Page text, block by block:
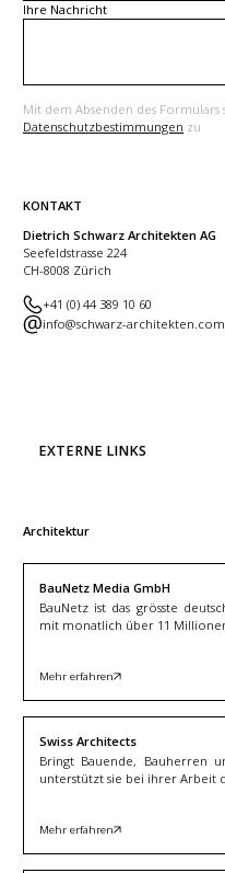
Ihre Nachricht
Mit dem Absenden des
Datenschutzbestimmungen zu
KONTAKT
Dietrich Schwarz Architekten AG
Seefeldstrasse 224
CH-8008 Zürich
+41 (0) 44 389 10 60
info@schwarz-architekten.com
EXTERNE LINKS
Architektur
BauNetz Media GmbH
BauNetz ist das grösste
mit monatlich über 11
Mehr erfahren
Swiss Architects
Bringt Bauende, Bauherren
unterstützt sie bei ihrer Arbeit
Mehr erfahren